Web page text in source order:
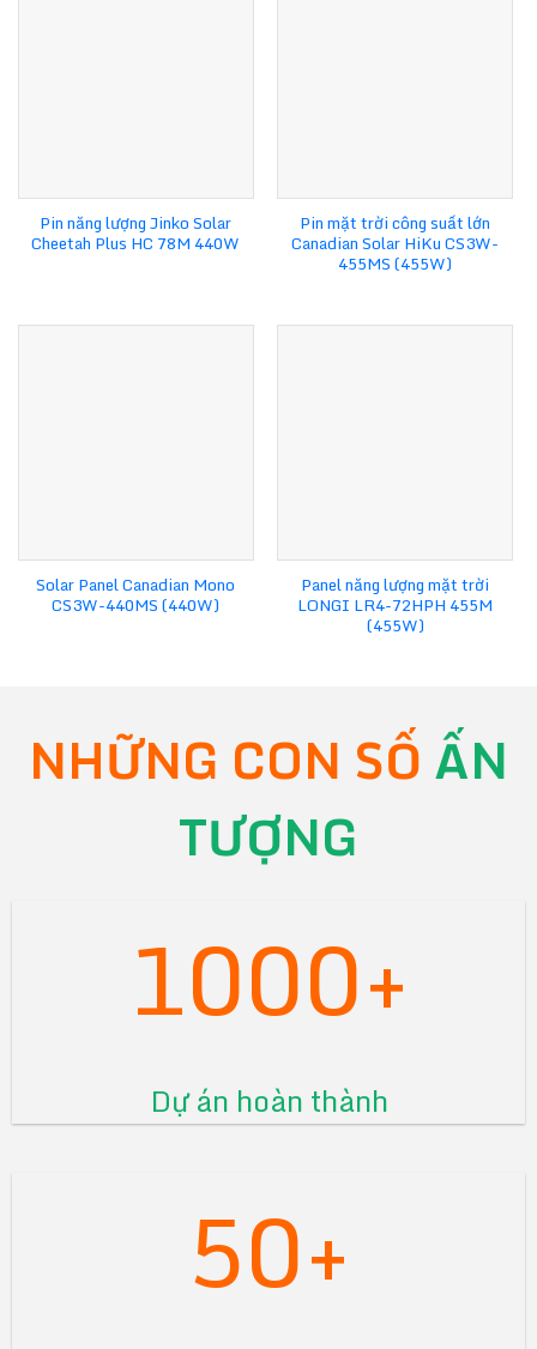
Pin năng lượng Jinko Solar
Cheetah Plus HC 78M 440W
Pin mặt trời công suất lớn
Canadian Solar HiKu CS3W-
455MS (455W)
Solar Panel Canadian Mono
CS3W-440MS (440W)
Panel năng lượng mặt trời
LONGI LR4-72HPH 455M
(455W)
NHỮNG CON SỐ ẤN
TƯỢNG
1000+
Dự án hoàn thành
50+